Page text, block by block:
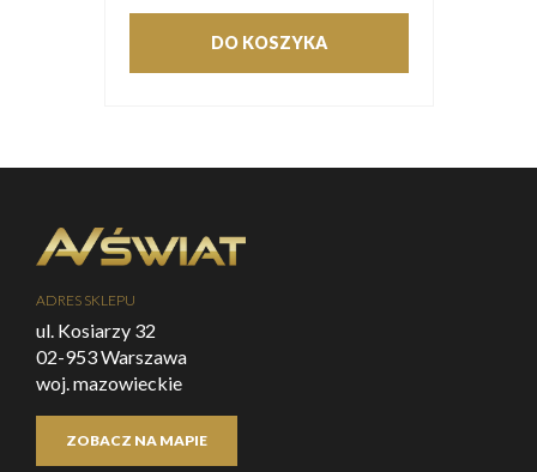
DO KOSZYKA
ADRES SKLEPU
ul. Kosiarzy 32
02-953 Warszawa
woj. mazowieckie
ZOBACZ NA MAPIE